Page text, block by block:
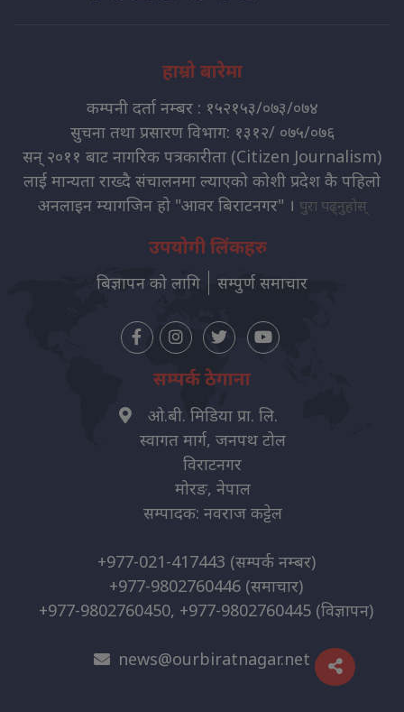
हाम्रो बारेमा
कम्पनी दर्ता नम्बर : १५२१५३/०७३/०७४
सुचना तथा प्रसारण विभाग: १३१२/ ०७५/०७६
सन् २०११ बाट नागरिक पत्रकारीता (Citizen Journalism)
लाई मान्यता राख्दै संचालनमा ल्याएको कोशी प्रदेश कै पहिलो
अनलाइन म्यागजिन हो "आवर बिराटनगर" । पुरा पढ्नुहोस्
उपयोगी लिंकहरु
बिज्ञापन को लागि सम्पुर्ण समाचार
सम्पर्क ठेगाना
ओ.बी. मिडिया प्रा. लि.
स्वागत मार्ग, जनपथ टोल
विराटनगर
मोरङ, नेपाल
सम्पादक: नवराज कट्टेल
+977-021-417443 (सम्पर्क नम्बर)
+977-9802760446 (समाचार)
+977-9802760450, +977-9802760445 (विज्ञापन)
news@ourbiratnagar.net